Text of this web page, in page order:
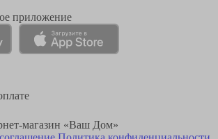
приложение
магазин «Ваш Дом»